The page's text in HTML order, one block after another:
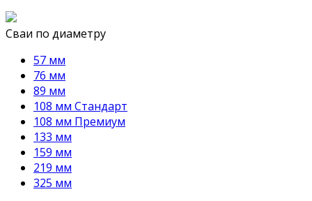
Сваи по диаметру
57 мм
76 мм
89 мм
108 мм Стандарт
108 мм Премиум
133 мм
159 мм
219 мм
325 мм